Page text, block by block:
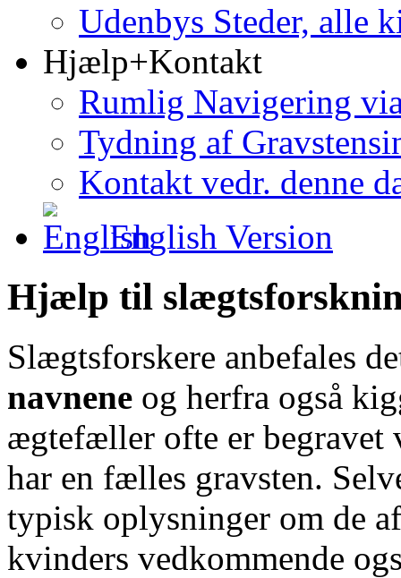
Udenbys Steder, alle
Hjælp+Kontakt
Rumlig Navigering
Tydning af
Kontakt vedr. denne
English Version
Hjælp til
Slægtsforskere anbefales
navnene og herfra også
ægtefæller ofte er begravet
har en fælles gravsten.
typisk oplysninger om de
kvinders vedkommende